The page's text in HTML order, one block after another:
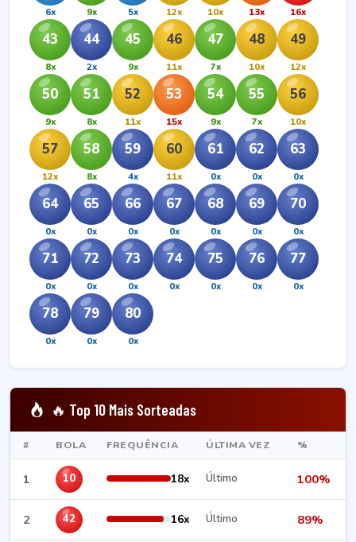
6x 9x 5x 12x 10x 13x 16x
43
8x
44
2x
45
9x
46
11x
47
7x
48
10x
49
12x
50
9x
51
8x
52
11x
53
15x
54
9x
55
7x
56
10x
57
12x
58
8x
59
4x
60
11x
61
0x
62
0x
63
0x
64
0x
65
0x
66
0x
67
0x
68
0x
69
0x
70
0x
71
0x
72
0x
73
0x
74
0x
75
0x
76
0x
77
0x
78
0x
79
0x
80
0x
🔥 Top 10 Mais Sorteadas
# BOLA FREQUÊNCIA ÚLTIMA VEZ %
1 10 18x Último 100%
2 42 16x Último 89%